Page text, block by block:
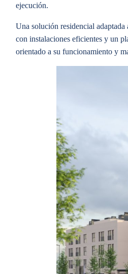
ejecución.
Una solución residencial adaptada
con instalaciones eficientes y un
orientado a su funcionamiento y